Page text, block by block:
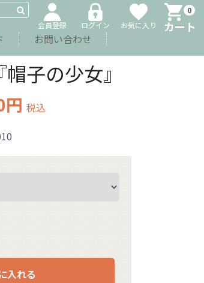
0
カート
お気に入り
ログイン
会員登録
お問い合わせ
子の少女』
税込
入れる